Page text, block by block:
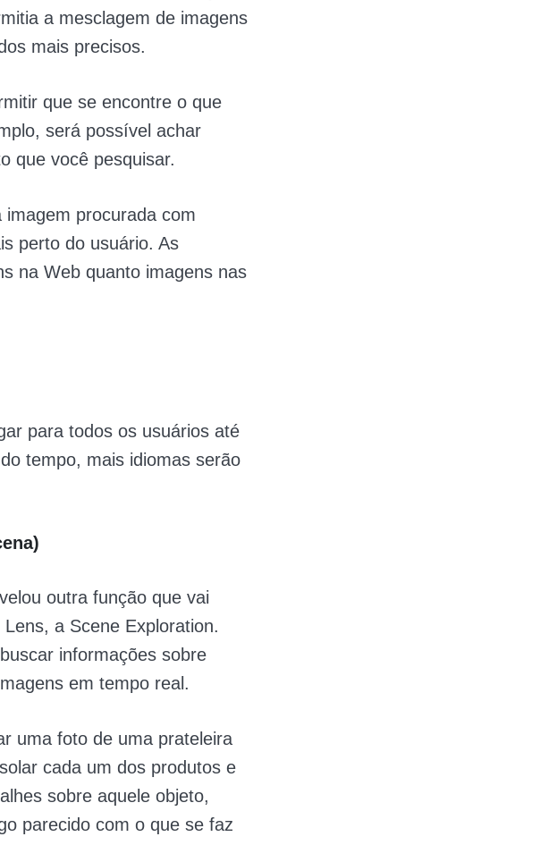
a mesclagem de imagens
mais precisos.
que se encontre o que
será possível achar
que você pesquisar.
procurada com
perto do usuário. As
na Web quanto imagens nas
para todos os usuários até
tempo, mais idiomas serão
outra função que vai
a Scene Exploration.
informações sobre
em tempo real.
uma foto de uma prateleira
cada um dos produtos e
sobre aquele objeto,
parecido com o que se faz